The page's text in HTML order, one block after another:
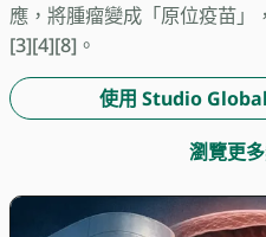
應，將腫瘤變成「原位疫苗」
[3][4][8]。
使用 Studio
瀏覽更